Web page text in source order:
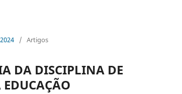
/ Artigos
DA DISCIPLINA DE